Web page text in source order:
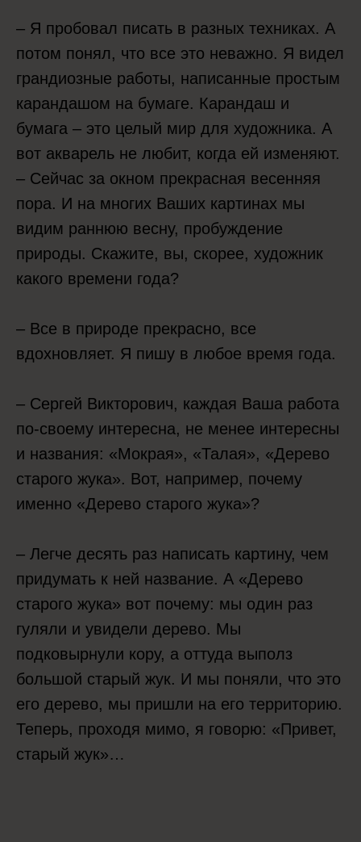
– Я пробовал писать в разных техниках. А
потом понял, что все это неважно. Я видел
грандиозные работы, написанные простым
карандашом на бумаге. Карандаш и
бумага – это целый мир для художника. А
вот акварель не любит, когда ей изменяют.
– Сейчас за окном прекрасная весенняя
пора. И на многих Ваших картинах мы
видим раннюю весну, пробуждение
природы. Скажите, вы, скорее, художник
какого времени года?
– Все в природе прекрасно, все
вдохновляет. Я пишу в любое время года.
– Сергей Викторович, каждая Ваша работа
по-своему интересна, не менее интересны
и названия: «Мокрая», «Талая», «Дерево
старого жука». Вот, например, почему
именно «Дерево старого жука»?
– Легче десять раз написать картину, чем
придумать к ней название. А «Дерево
старого жука» вот почему: мы один раз
гуляли и увидели дерево. Мы
подковырнули кору, а оттуда выполз
большой старый жук. И мы поняли, что это
его дерево, мы пришли на его территорию.
Теперь, проходя мимо, я говорю: «Привет,
старый жук»…